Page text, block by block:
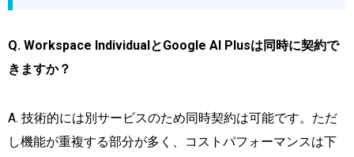
Q. Workspace IndividualとGoogle AI Plusは同時に契約で
きますか？
A. 技術的には別サービスのため同時契約は可能です。ただ
し機能が重複する部分が多く、コストパフォーマンスは下